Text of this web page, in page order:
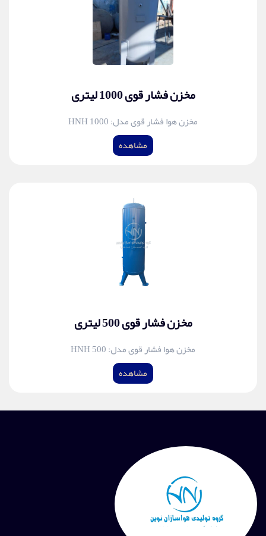
مخزن فشار قوی 1000 لیتری
مخزن هوا فشار قوی مدل: HNH 1000
مشاهده
مخزن فشار قوی 500 لیتری
مخزن هوا فشار قوی مدل: HNH 500
مشاهده